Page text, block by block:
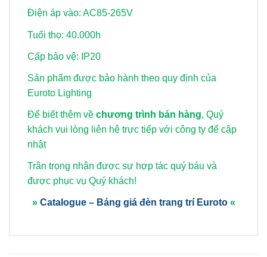
Điện áp vào: AC85-265V
Tuổi thọ: 40.000h
Cấp bảo vệ: IP20
Sản phẩm được bảo hành theo quy định của
Euroto Lighting
Để biết thêm về chương trình bán hàng, Quý
khách vui lòng liên hệ trực tiếp với công ty để cập
nhật
Trân trọng nhận được sự hợp tác quý báu và
được phục vụ Quý khách!
» Catalogue – Bảng giá đèn trang trí Euroto «